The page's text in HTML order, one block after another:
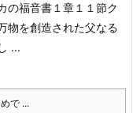
の福音書１章１１節ク
物を創造された父なる
...
で ...